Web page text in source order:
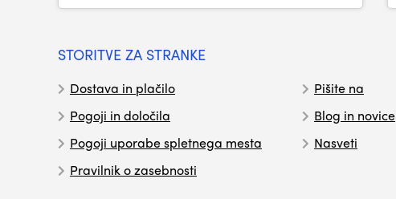
STORITVE ZA STRANKE
Dostava in plačilo
Pogoji in določila
Pogoji uporabe spletnega mesta
Pravilnik o zasebnosti
Pišite na
Blog in novice
Nasveti